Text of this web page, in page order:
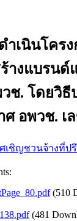
ำเนินโคร
างแบรน
ช. โดยวิธี
ศ อพวช.
เชิญชวนจ้างที่ป
(510
(481